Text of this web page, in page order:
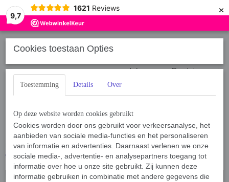
9,7
1621 Reviews ×
Inloggen Registreren
Home › BamBam Dogwear › Tuigen & Harnassen › 5 cm Neopreenstof
gevoerd › Tuig 5cm Blauw, Neon Oranje
Cookies toestaan Opties
Toestemming Details Over
Op deze website worden cookies gebruikt
Cookies worden door ons gebruikt voor verkeersanalyse, het
aanbieden van sociale media-functies en het personaliseren
van informatie en advertenties. Daarnaast verlenen we onze
sociale media-, advertentie- en analysepartners toegang tot
informatie over hoe u onze site gebruikt. Zij kunnen deze
informatie gebruiken in combinatie met andere gegevens die